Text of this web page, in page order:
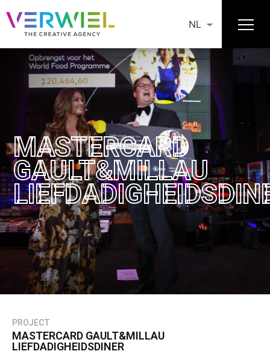
NL
MASTERCARD
GAULT&MILLAU
PROJECT
MASTERCARD GAULT&MILLAU
LIEFDADIGHEIDSDINER